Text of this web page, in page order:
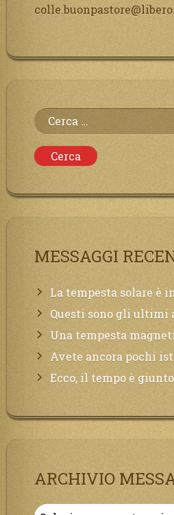
Ricerca
per:
MESSAGGI
La tempesta solare è in atto, questa generazione soffrirà molto, la Terra arderà,
Questi sono gli ultimi attimi di vita, chi si
Una tempesta magnetica è in corso, questa generazione patirà. Il black
Avete ancora pochi istanti per convertirvi, non perdete tempo, la sciagura
Ecco, il tempo è giunto all’unione del Padre con il
ARCHIVIO
Archivio